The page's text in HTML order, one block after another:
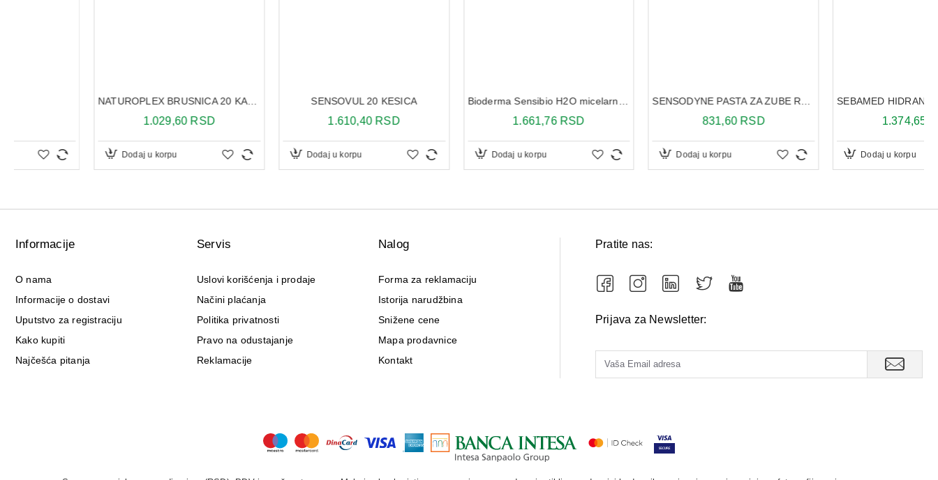
Dodaj u korpu Dodaj u korpu Dodaj u korpu Dodaj u korpu Dodaj u korpu
Informacije
O nama
Informacije o dostavi
Uputstvo za registraciju
Kako kupiti
Najčešća pitanja
Servis
Uslovi korišćenja i prodaje
Načini plaćanja
Politika privatnosti
Pravo na odustajanje
Reklamacije
Nalog
Forma za reklamaciju
Istorija narudžbina
Snižene cene
Mapa prodavnice
Kontakt
Pratite nas:
Prijava za Newsletter: